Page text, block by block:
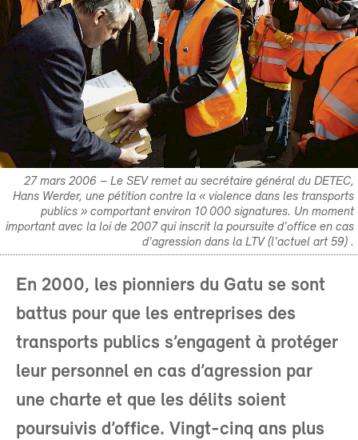
27 mars 2006 – Le SEV remet au secrétaire général du DETEC,
Hans Werder, une pétition contre la « violence dans les transports
publics » comportant environ 10 000 signatures. Un moment
important avec la loi de 2007 qui inscrit la poursuite d'office en cas
d'agression dans la LTV (l'actuel art 59) .
En 2000, les pionniers du Gatu se sont
battus pour que les entreprises des
transports publics s’engagent à protéger
leur personnel en cas d’agression par
une charte et que les délits soient
poursuivis d’office. Vingt-cinq ans plus